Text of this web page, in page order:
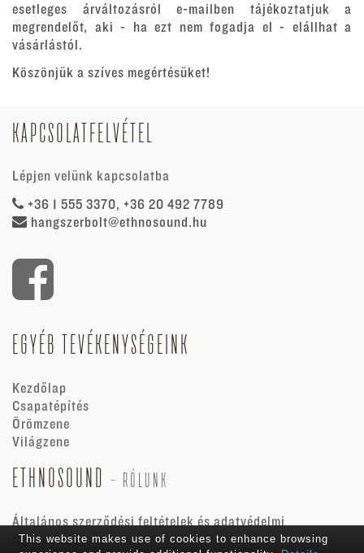
esetleges árváltozásról e-mailben tájékoztatjuk a
megrendelőt, aki - ha ezt nem fogadja el - elállhat a
vásárlástól.
Köszönjük a szíves megértésüket!
KAPCSOLATFELVÉTEL
Lépjen velünk kapcsolatba
+36 1 555 3370, +36 20 492 7789
hangszerbolt@ethnosound.hu
EGYÉB TEVÉKENYSÉGEINK
Kezdőlap
Csapatépítés
Örömzene
Világzene
ETHNOSOUND - RÓLUNK
Általános szerződési feltételek és adatvédelmi
tájékoztató
This website makes use of cookies to enhance browsing